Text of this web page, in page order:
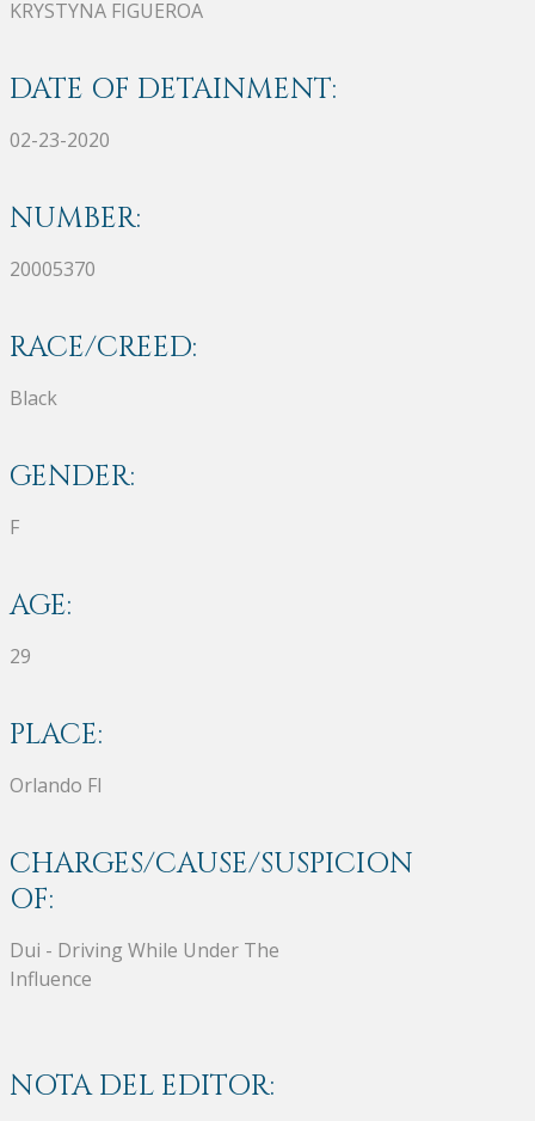
KRYSTYNA FIGUEROA
DATE OF DETAINMENT:
02-23-2020
NUMBER:
20005370
RACE/CREED:
Black
GENDER:
F
AGE:
29
PLACE:
Orlando Fl
CHARGES/CAUSE/SUSPICION
OF:
Dui - Driving While Under The
Influence
NOTA DEL EDITOR: